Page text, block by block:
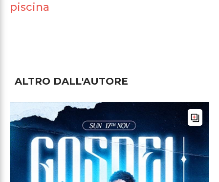
piscina
ALTRO DALL'AUTORE